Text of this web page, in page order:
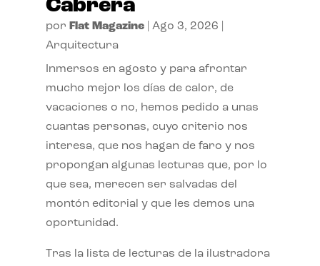
Cabrera
por Flat Magazine| Ago 3, 2026
Arquitectura
Inmersos en agosto y para afrontar
mucho mejor los días de calor, de
vacaciones o no, hemos pedido a unas
cuantas personas, cuyo criterio nos
interesa, que nos hagan de faro y nos
propongan algunas lecturas que, por lo
que sea, merecen ser salvadas del
montón editorial y que les demos una
oportunidad.
Tras la lista de lecturas de la ilustradora